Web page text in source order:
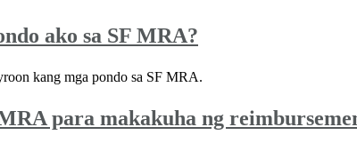
ako sa SF MRA?
kang mga pondo sa SF MRA.
para makakuha ng